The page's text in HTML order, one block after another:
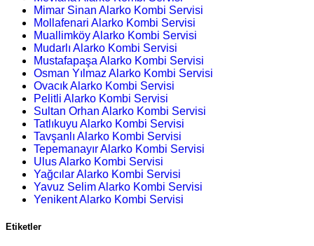
Mimar Sinan Alarko Kombi Servisi
Mollafenari Alarko Kombi Servisi
Muallimköy Alarko Kombi Servisi
Mudarlı Alarko Kombi Servisi
Mustafapaşa Alarko Kombi Servisi
Osman Yılmaz Alarko Kombi Servisi
Ovacık Alarko Kombi Servisi
Pelitli Alarko Kombi Servisi
Sultan Orhan Alarko Kombi Servisi
Tatlıkuyu Alarko Kombi Servisi
Tavşanlı Alarko Kombi Servisi
Tepemanayır Alarko Kombi Servisi
Ulus Alarko Kombi Servisi
Yağcılar Alarko Kombi Servisi
Yavuz Selim Alarko Kombi Servisi
Yenikent Alarko Kombi Servisi
Etiketler